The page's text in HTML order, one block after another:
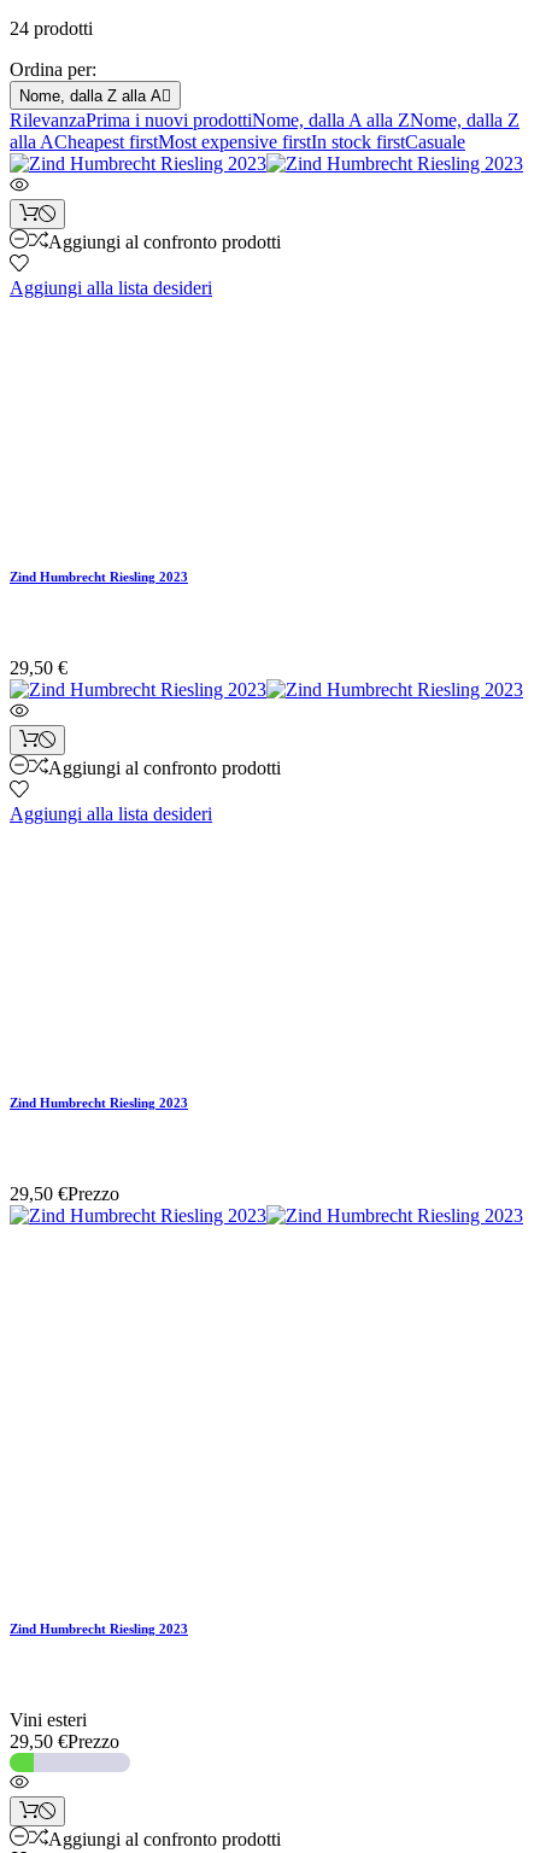
24 prodotti
Ordina per:
Nome, dalla Z alla A
RilevanzaPrima i nuovi prodottiNome, dalla A alla ZNome, dalla Z
alla ACheapest firstMost expensive firstIn stock firstCasuale
Aggiungi al confronto prodotti
Aggiungi alla lista desideri
Zind Humbrecht Riesling 2023
29,50 €
Aggiungi al confronto prodotti
Aggiungi alla lista desideri
Zind Humbrecht Riesling 2023
29,50 €Prezzo
Zind Humbrecht Riesling 2023
Vini esteri
29,50 €Prezzo
Aggiungi al confronto prodotti